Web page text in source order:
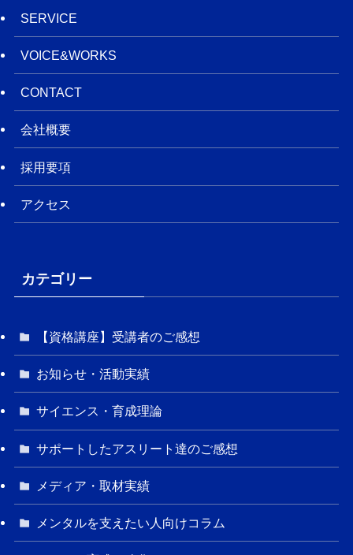
SERVICE
VOICE&WORKS
CONTACT
会社概要
採用要項
アクセス
カテゴリー
【資格講座】受講者のご感想
お知らせ・活動実績
サイエンス・育成理論
サポートしたアスリート達のご感想
メディア・取材実績
メンタルを支えたい人向けコラム